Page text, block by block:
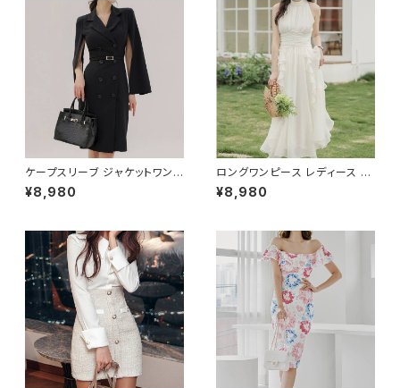
ビジネススーツ ロング パンツス
ーツ ロングパンツ ペプラム ノー
カラースーツ ペプラムジャケット
レディーススーツ 大きいサイズ
オフィス OL オフィスカジュアル
ビジネス 結婚式 パーティー お
呼ばれ ブラック ネイビー グレ
ー S M L XL 2XL 3XL 4XL 5
XL 10代 20代 30代 40代 C-
WAW1079
ワンピドレス OL エレガント フ
ォーマル ブラック ボルドー ホワ
イト 大きいサイズ きれいめ ドレ
スワンピース お呼ばれ 韓国 フ
ァッション オフィスカジュアル 韓
国風 キャバドレス ナイトドレス
ナイトワンピ カジュアル 10代 2
0代 30代 40代 C-OSS0127
ケープスリーブ ジャケットワンピ
ース ベルト付き ワンピース レデ
ィース 長袖 襟付き タイト スー
ート 二次会 結婚式 春 夏 秋 冬
お呼ばれ ブラック ベージュ お
しゃれ 高見え 20代 30代 40代
フォーマル 体型カバー 人気 トレ
ンド C-OSS0136
¥8,980
ロングワンピース レディース シ
フォン フリル ハイネック ノース
リーブ フレア Aライン エレガン
秋 冬 お呼ばれ デート 食事会
フォーマル リゾート パーティー
人気 大人可愛い ホワイト C-O
¥8,980